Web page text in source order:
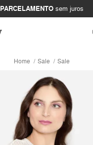
PARCELAMENTOsem juros
Home Sale Sale